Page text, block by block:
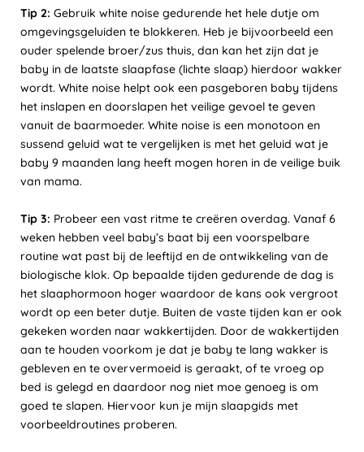
Tip 2: Gebruik white noise gedurende het hele dutje om
omgevingsgeluiden te blokkeren. Heb je bijvoorbeeld een
ouder spelende broer/zus thuis, dan kan het zijn dat je
baby in de laatste slaapfase (lichte slaap) hierdoor wakker
wordt. White noise helpt ook een pasgeboren baby tijdens
het inslapen en doorslapen het veilige gevoel te geven
vanuit de baarmoeder. White noise is een monotoon en
sussend geluid wat te vergelijken is met het geluid wat je
baby 9 maanden lang heeft mogen horen in de veilige buik
van mama.
Tip 3: Probeer een vast ritme te creëren overdag. Vanaf 6
weken hebben veel baby’s baat bij een voorspelbare
routine wat past bij de leeftijd en de ontwikkeling van de
biologische klok. Op bepaalde tijden gedurende de dag is
het slaaphormoon hoger waardoor de kans ook vergroot
wordt op een beter dutje. Buiten de vaste tijden kan er ook
gekeken worden naar wakkertijden. Door de wakkertijden
aan te houden voorkom je dat je baby te lang wakker is
gebleven en te oververmoeid is geraakt, of te vroeg op
bed is gelegd en daardoor nog niet moe genoeg is om
goed te slapen. Hiervoor kun je mijn slaapgids met
voorbeeldroutines proberen.